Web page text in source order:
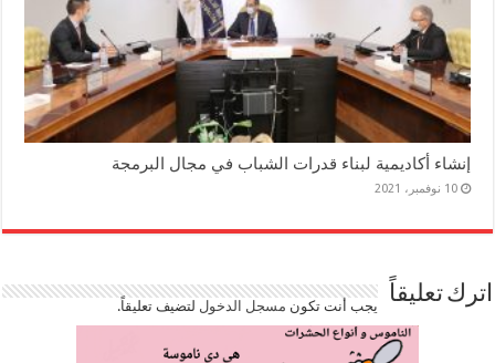
إنشاء أكاديمية لبناء قدرات الشباب في مجال البرمجة
10 نوفمبر، 2021
اترك تعليقاً يجب أنت تكون مسجل الدخوللتضيف تعليقاً.